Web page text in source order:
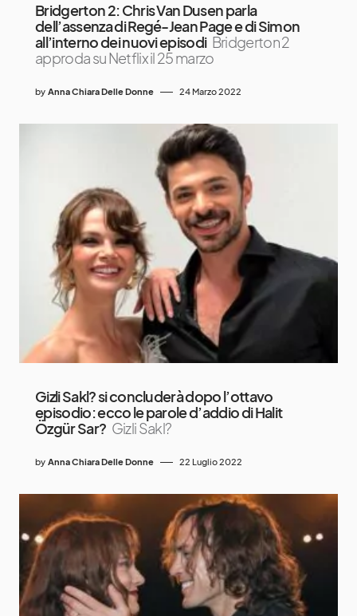
Bridgerton 2: Chris Van Dusen parla
dell’assenza di Regé-Jean Page e di Simon
all’interno dei nuovi episodi Bridgerton 2
approda su Netflix il 25 marzo
by Anna Chiara Delle Donne 24 Marzo 2022
Gizli Sakl? si concluderà dopo l’ottavo
episodio: ecco le parole d’addio di Halit
Özgür Sar? Gizli Sakl?
by Anna Chiara Delle Donne 22 Luglio 2022